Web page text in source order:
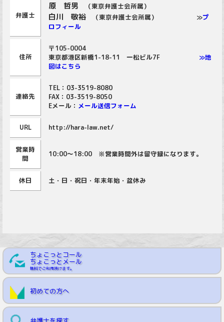
弁護士
原 哲男 （東京弁護士会所属）
白川 敬裕 （東京弁護士会所属） ≫プ
ロフィール
住所
〒105-0004
東京都港区新橋1-18-11 一松ビル7F ≫地
図はこちら
連絡先
TEL：03-3519-8080
FAX：03-3519-8050
Eメール： メール送信フォーム
URL http://hara-law.net/
営業時
間
10:00～18:00 ※営業時間外は留守録になります。
休日 土・日・祝日・年末年始・盆休み
ちょこっとコール
ちょこっとメール
無料でご利用頂けます。
初めての方へ